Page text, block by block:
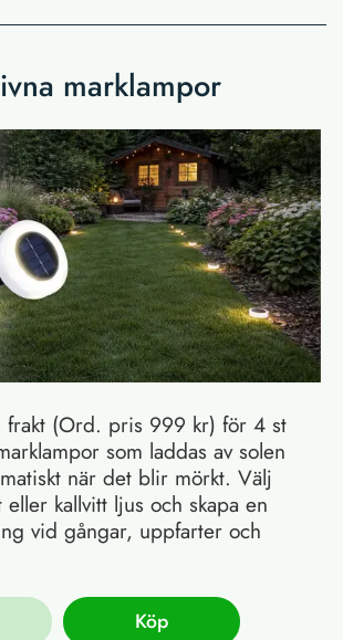
marklampor
(Ord. pris 999 kr) för 4 st
som laddas av solen
när det blir mörkt. Välj
eller kallvitt ljus och skapa en
vid gångar, uppfarter och
Köp